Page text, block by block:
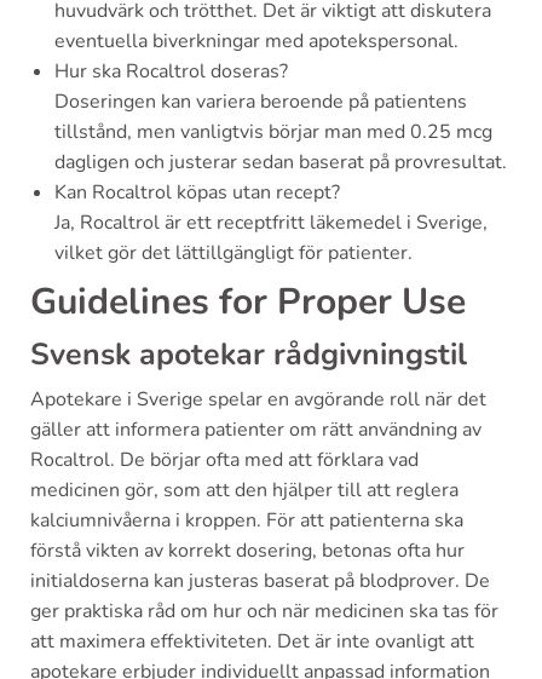
huvudvärk och trötthet. Det är viktigt att diskutera
eventuella biverkningar med apotekspersonal.
Hur ska Rocaltrol doseras?
Doseringen kan variera beroende på patientens
tillstånd, men vanligtvis börjar man med 0.25 mcg
dagligen och justerar sedan baserat på provresultat.
Kan Rocaltrol köpas utan recept?
Ja, Rocaltrol är ett receptfritt läkemedel i Sverige,
vilket gör det lättillgängligt för patienter.
Guidelines for Proper Use
Svensk apotekar rådgivningstil
Apotekare i Sverige spelar en avgörande roll när det
gäller att informera patienter om rätt användning av
Rocaltrol. De börjar ofta med att förklara vad
medicinen gör, som att den hjälper till att reglera
kalciumnivåerna i kroppen. För att patienterna ska
förstå vikten av korrekt dosering, betonas ofta hur
initialdoserna kan justeras baserat på blodprover. De
ger praktiska råd om hur och när medicinen ska tas för
att maximera effektiviteten. Det är inte ovanligt att
apotekare erbjuder individuellt anpassad information